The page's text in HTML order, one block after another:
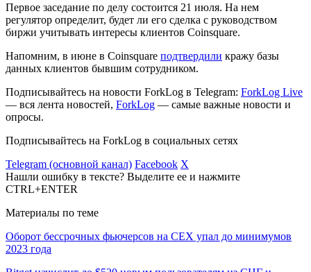
Первое заседание по делу состоится 21 июля. На нем
регулятор определит, будет ли его сделка с руководством
биржи учитывать интересы клиентов Coinsquare.
Напомним, в июне в Coinsquare подтвердили кражу базы
данных клиентов бывшим сотрудником.
Подписывайтесь на новости ForkLog в Telegram: ForkLog Live
— вся лента новостей, ForkLog — самые важные новости и
опросы.
Подписывайтесь на ForkLog в социальных сетях
Telegram (основной канал) Facebook X
Нашли ошибку в тексте? Выделите ее и нажмите
CTRL+ENTER
Материалы по теме
Оборот бессрочных фьючерсов на CEX упал до минимумов
2023 года